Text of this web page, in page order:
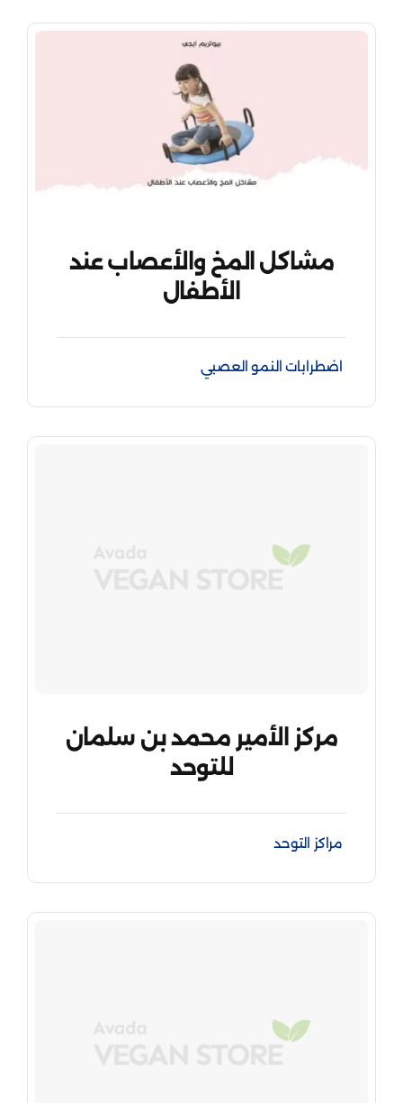
مشاكل المخ والأعصاب عند
الأطفال
اضطرابات النمو العصبي
مركز الأمير محمد بن سلمان
للتوحد
مراكز التوحد